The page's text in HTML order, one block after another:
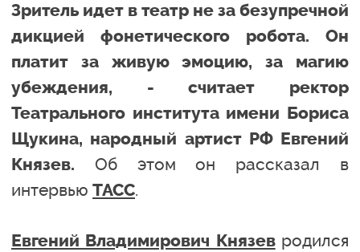
Зритель идет в театр не за безупречной
дикцией фонетического робота. Он
платит за живую эмоцию, за магию
убеждения, - считает ректор
Театрального института имени Бориса
Щукина, народный артист РФ Евгений
Князев. Об этом он рассказал в
интервью ТАСС.
Евгений Владимирович Князевродился